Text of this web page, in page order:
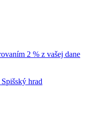
2 % z vašej dane
hrad